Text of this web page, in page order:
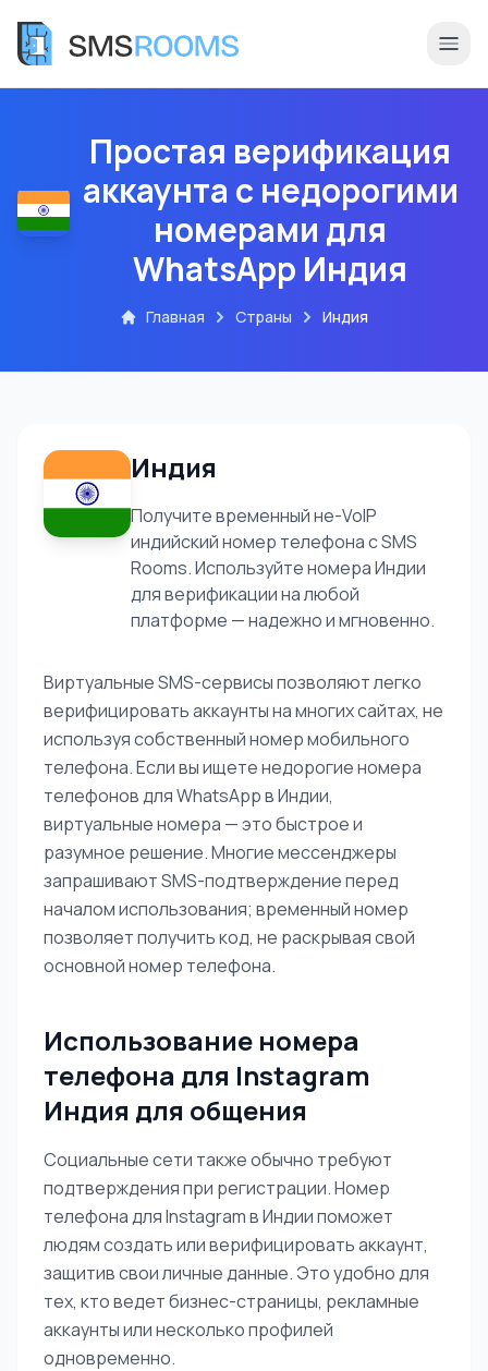
Простая верификация
аккаунта с недорогими
номерами для
WhatsApp Индия
Главная Страны Индия
Индия
Получите временный не-VoIP
индийский номер телефона с SMS
Rooms. Используйте номера Индии
для верификации на любой
платформе — надежно и мгновенно.
Виртуальные SMS-сервисы позволяют легко
верифицировать аккаунты на многих сайтах, не
используя собственный номер мобильного
телефона. Если вы ищете недорогие номера
телефонов для WhatsApp в Индии,
виртуальные номера — это быстрое и
разумное решение. Многие мессенджеры
запрашивают SMS-подтверждение перед
началом использования; временный номер
позволяет получить код, не раскрывая свой
основной номер телефона.
Использование номера
телефона для Instagram
Индия для общения
Социальные сети также обычно требуют
подтверждения при регистрации. Номер
телефона для Instagram в Индии поможет
людям создать или верифицировать аккаунт,
защитив свои личные данные. Это удобно для
тех, кто ведет бизнес-страницы, рекламные
аккаунты или несколько профилей
одновременно.